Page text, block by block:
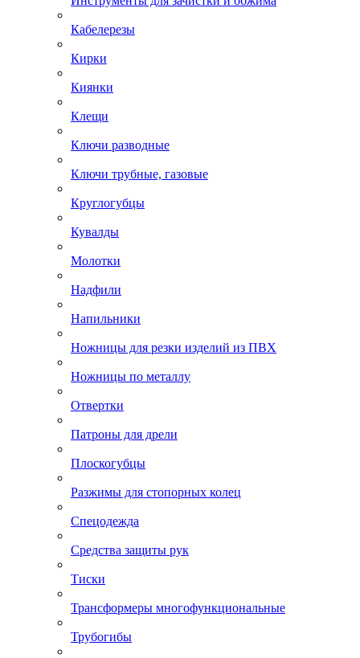
Кабелерезы
Кирки
Киянки
Клещи
Ключи разводные
Ключи трубные, газовые
Круглогубцы
Кувалды
Молотки
Надфили
Напильники
Ножницы для резки изделий из ПВХ
Ножницы по металлу
Отвертки
Патроны для дрели
Плоскогубцы
Разжимы для стопорных колец
Спецодежда
Средства защиты рук
Тиски
Трансформеры многофункциональные
Трубогибы